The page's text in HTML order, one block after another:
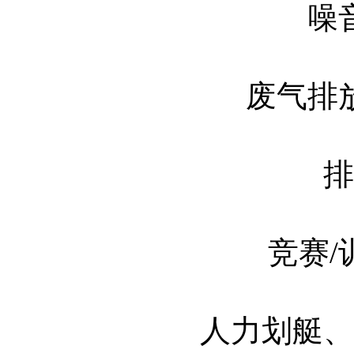
噪
废气排
竞赛/
人力划艇